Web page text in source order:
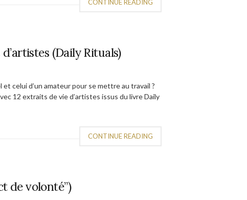
CONTINUE READING
(Daily Rituals)
celui d’un amateur pour se mettre au travail ?
12 extraits de vie d’artistes issus du livre Daily
CONTINUE READING
de volonté”)